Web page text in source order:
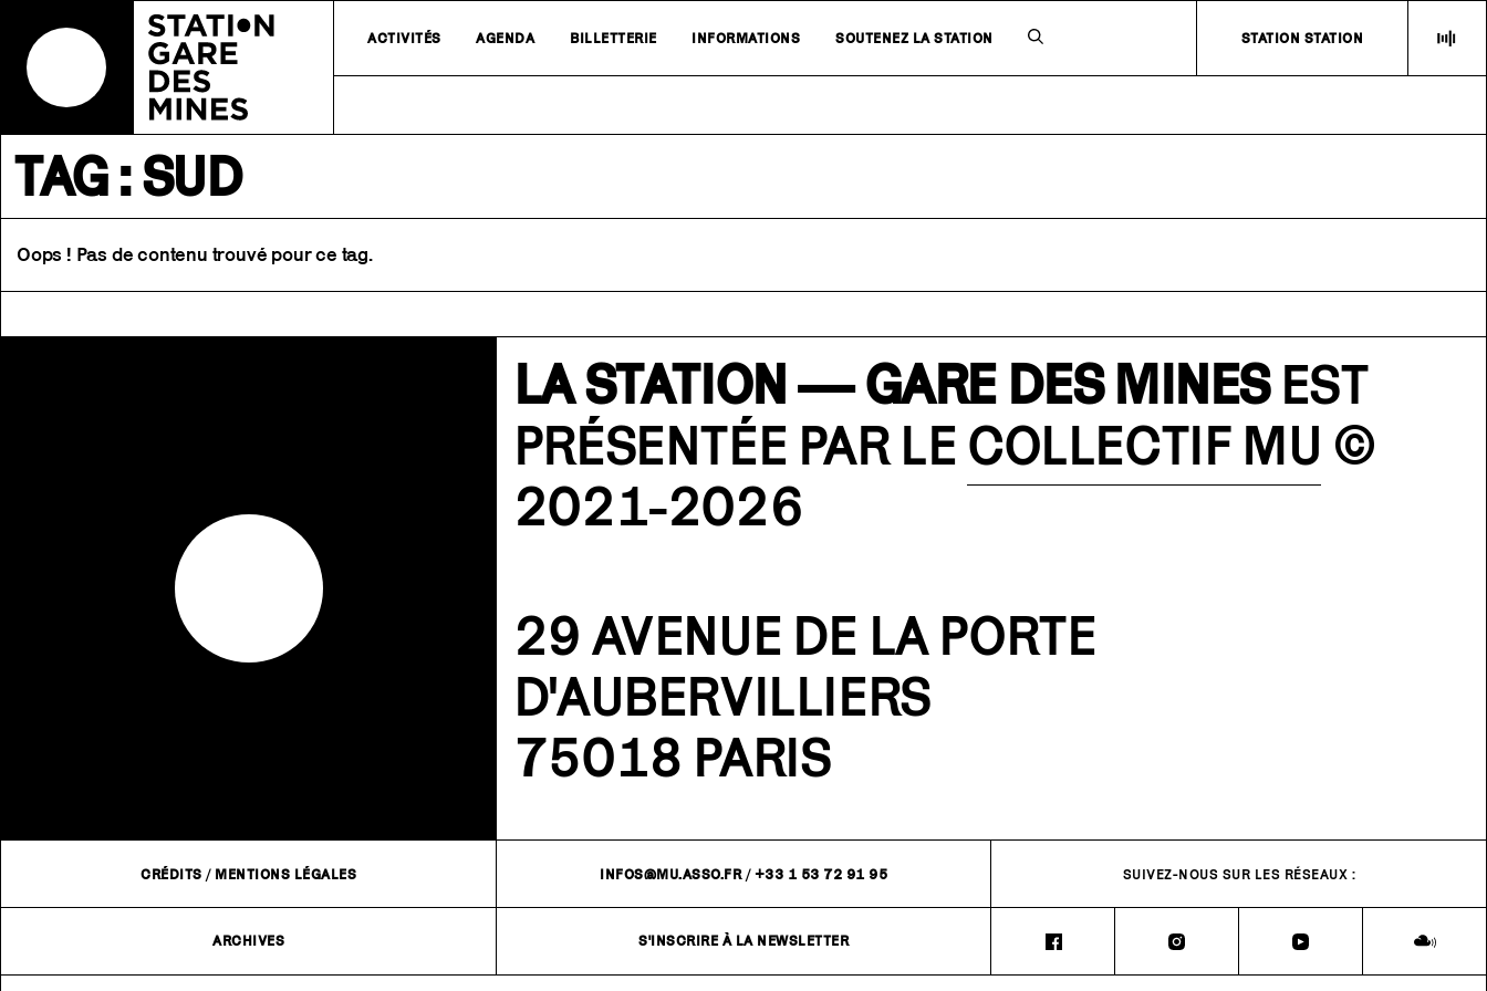
ACTIVITÉS AGENDA BILLETTERIE INFORMATIONS SOUTENEZ LA STATION STATION STATION
TAG : SUD
Oops ! Pas de contenu trouvé pour ce tag.
LA STATION — GARE DES MINESEST
PRÉSENTÉE PAR LE COLLECTIF MU ©
2021-2026
29 AVENUE DE LA PORTE
D'AUBERVILLIERS
75018 PARIS
CRÉDITS / MENTIONS LÉGALES INFOS@MU.ASSO.FR/ +33 1 53 72 91 95 SUIVEZ-NOUS SUR LES RÉSEAUX :
ARCHIVES S'INSCRIRE À LA NEWSLETTER